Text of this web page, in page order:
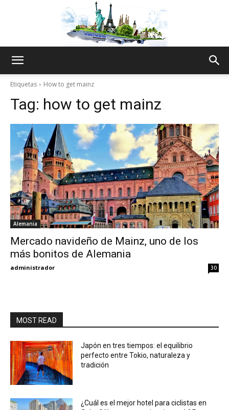
Thru
My
Eyes
Etiquetas How to get mainz
Tag: how to get mainz
Alemania
Mercado navideño de Mainz, uno de los
más bonitos de Alemania
administrador 30
MOST READ
Japón en tres tiempos: el equilibrio
perfecto entre Tokio, naturaleza y
tradición
¿Cuál es el mejor hotel para ciclistas en